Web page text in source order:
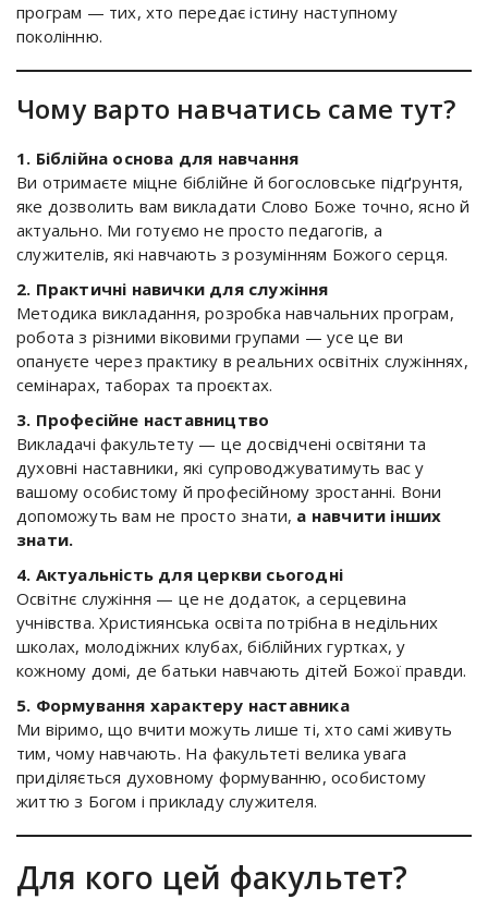
програм — тих, хто передає істину наступному
поколінню.
Чому варто навчатись саме тут?
1. Біблійна основа для навчання
Ви отримаєте міцне біблійне й богословське підґрунтя,
яке дозволить вам викладати Слово Боже точно, ясно й
актуально. Ми готуємо не просто педагогів, а
служителів, які навчають з розумінням Божого серця.
2. Практичні навички для служіння
Методика викладання, розробка навчальних програм,
робота з різними віковими групами — усе це ви
опануєте через практику в реальних освітніх служіннях,
семінарах, таборах та проєктах.
3. Професійне наставництво
Викладачі факультету — це досвідчені освітяни та
духовні наставники, які супроводжуватимуть вас у
вашому особистому й професійному зростанні. Вони
допоможуть вам не просто знати, а навчити інших
знати.
4. Актуальність для церкви сьогодні
Освітнє служіння — це не додаток, а серцевина
учнівства. Християнська освіта потрібна в недільних
школах, молодіжних клубах, біблійних гуртках, у
кожному домі, де батьки навчають дітей Божої правди.
5. Формування характеру наставника
Ми віримо, що вчити можуть лише ті, хто самі живуть
тим, чому навчають. На факультеті велика увага
приділяється духовному формуванню, особистому
життю з Богом і прикладу служителя.
Для кого цей факультет?